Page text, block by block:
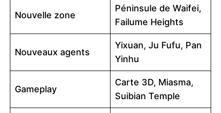
Nouvelle zone
Péninsule de Waifei,
Failume Heights
Nouveaux agents
Yixuan, Ju Fufu, Pan
Yinhu
Gameplay
Carte 3D, Miasma,
Suibian Temple